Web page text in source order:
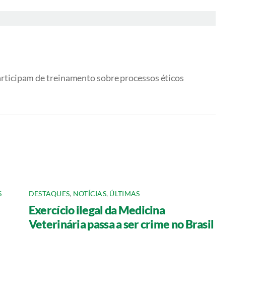
de treinamento sobre processos éticos
DESTAQUES, NOTÍCIAS, ÚLTIMAS
Exercício ilegal da Medicina
Veterinária passa a ser crime no Brasil